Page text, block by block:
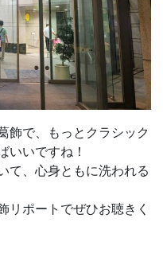
飾で、もっとクラシック
いいですね！
て、心身ともに洗われる
リポートでぜひお聴きく